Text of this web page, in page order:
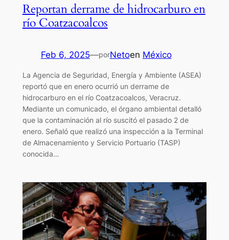
Reportan derrame de hidrocarburo en
río Coatzacoalcos
Feb 6, 2025—porNetoen México
La Agencia de Seguridad, Energía y Ambiente (ASEA)
reportó que en enero ocurrió un derrame de
hidrocarburo en el río Coatzacoalcos, Veracruz.
Mediante un comunicado, el órgano ambiental detalló
que la contaminación al río suscitó el pasado 2 de
enero. Señaló que realizó una inspección a la Terminal
de Almacenamiento y Servicio Portuario (TASP)
conocida…